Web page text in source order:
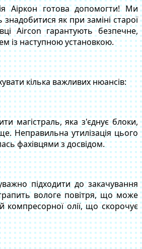
Аіркон готова допомогти! Ми
як при заміні старої
Aircon гарантують безпечне,
із наступною установкою.
кілька важливих нюансів:
магістраль, яка з'єднує блоки,
Неправильна утилізація цього
фахівцями з досвідом.
підходити до закачування
вологе повітря, що може
олії, що скорочує